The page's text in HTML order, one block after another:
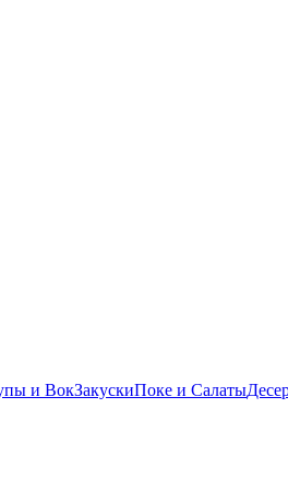
и ВокЗакускиПоке и Салаты